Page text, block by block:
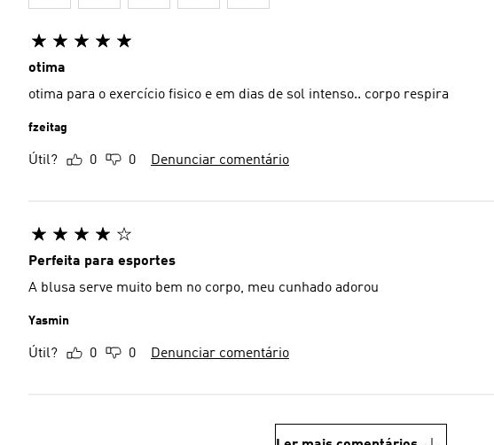
otima
otima para o exercício fisico e em dias de sol intenso.. corpo respira
fzeitag
Útil? 0 0 Denunciar comentário
Perfeita para esportes
A blusa serve muito bem no corpo, meu cunhado adorou
Yasmin
Útil? 0 0 Denunciar comentário